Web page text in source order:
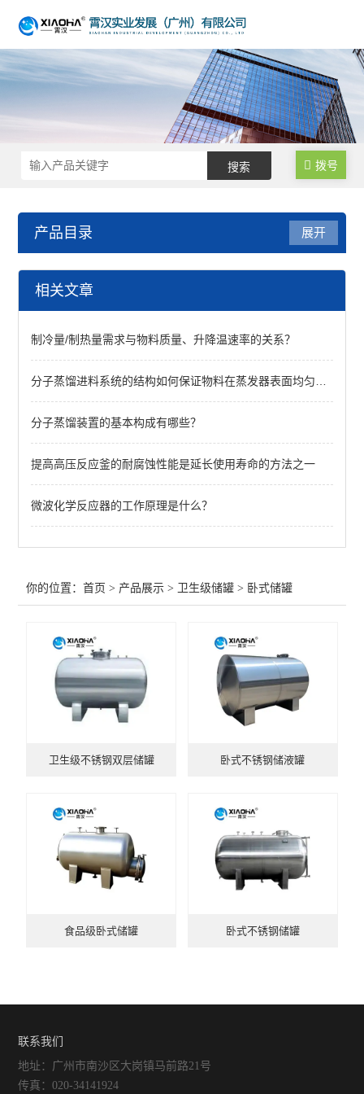
拨号
产品目录
卫生级储罐
展开
相关文章
制冷量/制热量需求与物料质量、升降温速率的关系？
分子蒸馏进料系统的结构如何保证物料在蒸发器表面均匀分布？
分子蒸馏装置的基本构成有哪些？
提高高压反应釜的耐腐蚀性能是延长使用寿命的方法之一
微波化学反应器的工作原理是什么？
你的位置：首页 > 产品展示 > 卫生级储罐 > 卧式储罐
卫生级不锈钢双层储罐 卧式不锈钢储液罐
食品级卧式储罐 卧式不锈钢储罐
联系我们
地址：广州市南沙区大岗镇马前路21号
传真：020-34141924